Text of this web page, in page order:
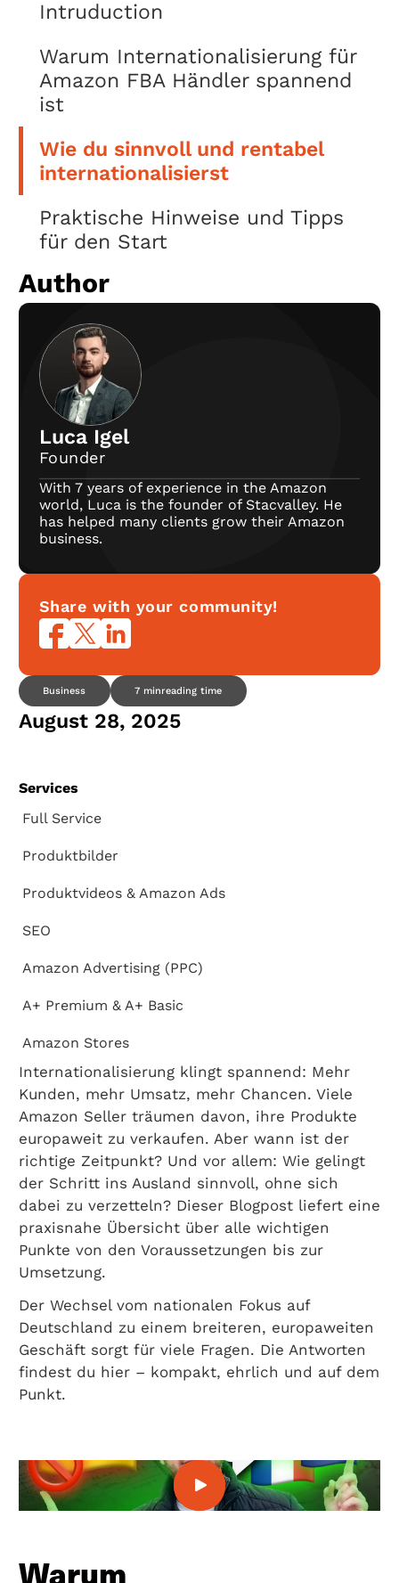
Intruduction
Warum Internationalisierung für
Amazon FBA Händler spannend
ist
Wie du sinnvoll und rentabel
internationalisierst
Praktische Hinweise und Tipps
für den Start
Internationalisierung klingt spannend: Mehr
Kunden, mehr Umsatz, mehr Chancen. Viele
Amazon Seller träumen davon, ihre Produkte
europaweit zu verkaufen. Aber wann ist der
richtige Zeitpunkt? Und vor allem: Wie gelingt
der Schritt ins Ausland sinnvoll, ohne sich
dabei zu verzetteln? Dieser Blogpost liefert eine
praxisnahe Übersicht über alle wichtigen
Punkte von den Voraussetzungen bis zur
Umsetzung.
Der Wechsel vom nationalen Fokus auf
Deutschland zu einem breiteren, europaweiten
Geschäft sorgt für viele Fragen. Die Antworten
findest du hier – kompakt, ehrlich und auf dem
Punkt.
Warum
Author
Luca Igel
Founder
With 7 years of experience in the Amazon
world, Luca is the founder of Stacvalley. He
has helped many clients grow their Amazon
business.
Share with your community!
Business 7 minreading time
August 28, 2025
Services
Full Service
Produktbilder
Produktvideos & Amazon Ads
SEO
Amazon Advertising (PPC)
A+ Premium & A+ Basic
Amazon Stores